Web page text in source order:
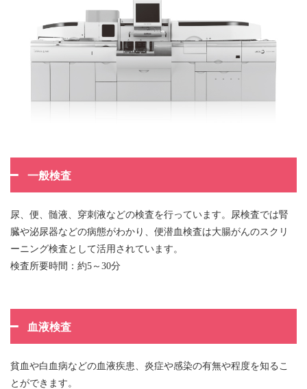
一般検査
尿、便、髄液、穿刺液などの検査を行っています。尿検査では腎
臓や泌尿器などの病態がわかり、便潜血検査は大腸がんのスクリ
ーニング検査として活用されています。
検査所要時間：約5～30分
血液検査
貧血や白血病などの血液疾患、炎症や感染の有無や程度を知るこ
とができます。